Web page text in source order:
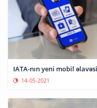
IATA-nın yeni mobil
14-05-2021